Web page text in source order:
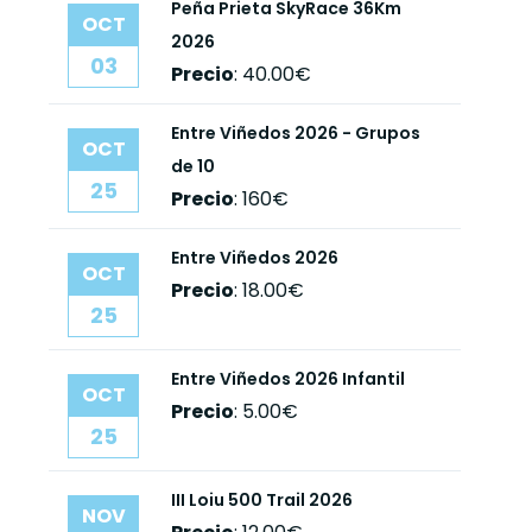
OCT
03
Peña Prieta SkyRace 36Km
2026
Precio: 40.00€
OCT
25
Entre Viñedos 2026 - Grupos
de 10
Precio: 160€
OCT
25
Entre Viñedos 2026
Precio: 18.00€
OCT
25
Entre Viñedos 2026 Infantil
Precio: 5.00€
NOV
III Loiu 500 Trail 2026